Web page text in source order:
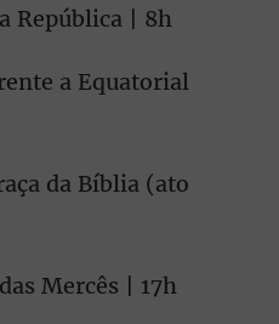
República | 8h
a Equatorial
da Bíblia (ato
Mercês | 17h